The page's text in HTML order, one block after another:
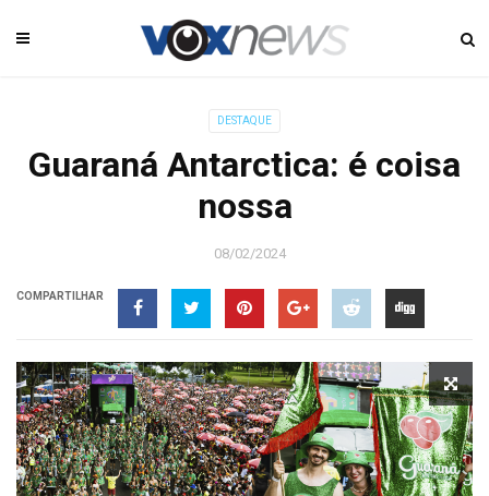
DESTAQUE
Guaraná Antarctica: é coisa
nossa
08/02/2024
COMPARTILHAR